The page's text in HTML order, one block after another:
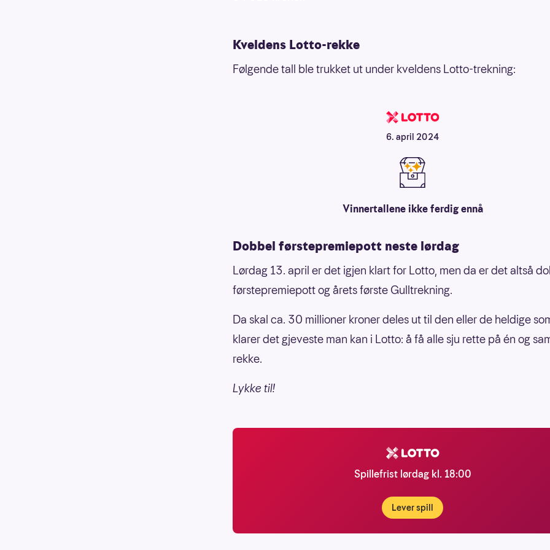
Kveldens Lotto-rekke
Følgende tall ble trukket ut under kveldens Lotto-trekning:
6. april 2024
Vinnertallene ikke ferdig ennå
Dobbel førstepremiepott neste lørdag
Lørdag 13. april er det igjen klart for Lotto, men da er det altså
førstepremiepott og årets første Gulltrekning.
Da skal ca. 30 millioner kroner deles ut til den eller de heldige
klarer det gjeveste man kan i Lotto: å få alle sju rette på én og
rekke.
Lykke til!
Spillefrist lørdag kl. 18:00
Lever spill